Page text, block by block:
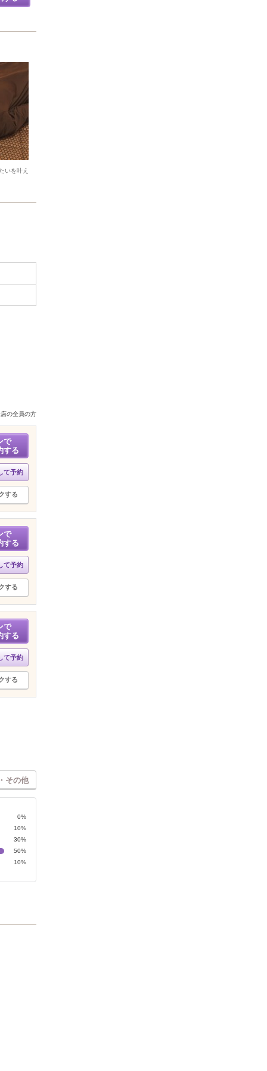
いを叶え
の全員の方
で
する
て予約
する
で
する
て予約
する
で
する
て予約
する
その他
0%
10%
30%
50%
10%